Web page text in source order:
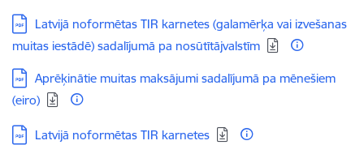
Lejupielādēt:
Latvijā noformētas TIR karnetes (galamērķa vai izvešanas
muitas iestādē) sadalījumā pa nosūtītājvalstīm
Lejupielādēt:
Aprēķinātie muitas maksājumi sadalījumā pa mēnešiem
(eiro)
Lejupielādēt:
Latvijā noformētas TIR karnetes